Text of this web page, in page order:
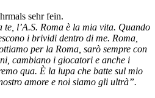
sehr fein.
te, l’A.S. Roma è la mia vita. Quando
i brividi dentro di me. Roma,
per la Roma, sarò sempre con
cambiano i giocatori e anche i
qua. È la lupa che batte sul mio
amore e noi siamo gli ultrà”.